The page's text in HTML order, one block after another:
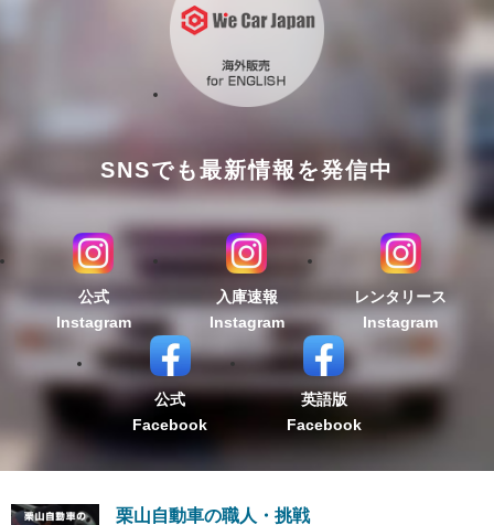
SNSでも最新情報を発信中
公式
Instagram
入庫速報
Instagram
レンタリース
Instagram
公式
Facebook
英語版
Facebook
栗山自動車の職人・挑戦